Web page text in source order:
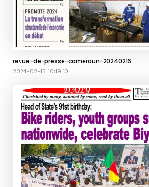
revue-de-presse-cameroun-20240216
2024-02-16 10:19:10